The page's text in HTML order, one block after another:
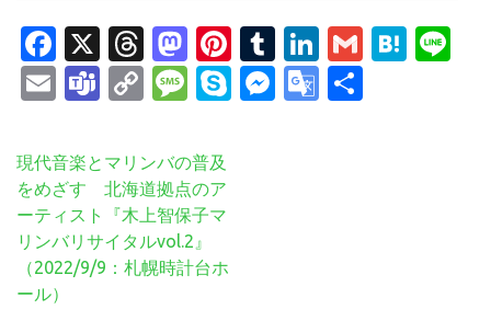
Facebook
X Threads
Mastodon
Pinterest
Tumblr
LinkedIn
Gmail
EmailTeams
CopyMessage
SkypeMessenger
Google
投
稿
ナ
ビ
ゲ
ー
現代音楽とマリンバの普及
をめざす 北海道拠点のア
ーティスト『木上智保子マ
リンバリサイタルvol.2』
（2022/9/9：札幌時計台ホ
ール）